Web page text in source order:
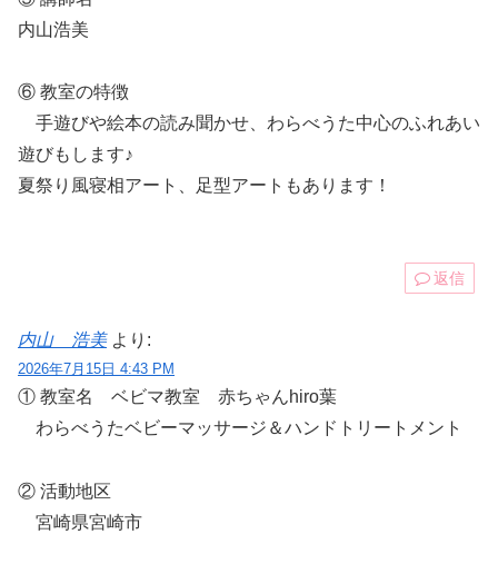
内山浩美
⑥ 教室の特徴
手遊びや絵本の読み聞かせ、わらべうた中心のふれあい
遊びもします♪
夏祭り風寝相アート、足型アートもあります！
返信
内山 浩美 より:
2026年7月15日 4:43 PM
① 教室名 ベビマ教室 赤ちゃんhiro葉
わらべうたベビーマッサージ＆ハンドトリートメント
② 活動地区
宮崎県宮崎市